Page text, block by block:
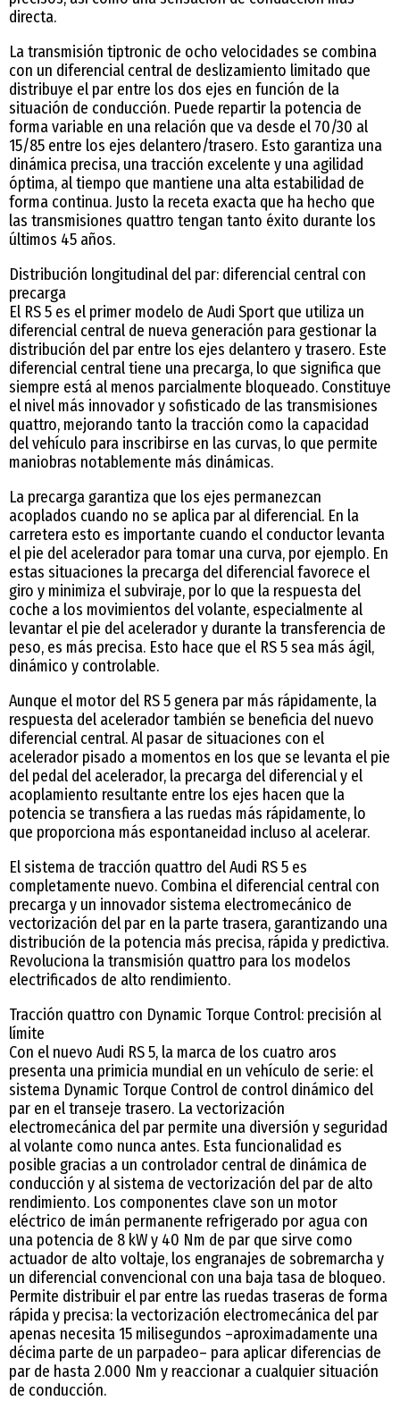
directa.
La transmisión tiptronic de ocho velocidades se combina
con un diferencial central de deslizamiento limitado que
distribuye el par entre los dos ejes en función de la
situación de conducción. Puede repartir la potencia de
forma variable en una relación que va desde el 70/30 al
15/85 entre los ejes delantero/trasero. Esto garantiza una
dinámica precisa, una tracción excelente y una agilidad
óptima, al tiempo que mantiene una alta estabilidad de
forma continua. Justo la receta exacta que ha hecho que
las transmisiones quattro tengan tanto éxito durante los
últimos 45 años.
Distribución longitudinal del par: diferencial central con
precarga
El RS 5 es el primer modelo de Audi Sport que utiliza un
diferencial central de nueva generación para gestionar la
distribución del par entre los ejes delantero y trasero. Este
diferencial central tiene una precarga, lo que significa que
siempre está al menos parcialmente bloqueado. Constituye
el nivel más innovador y sofisticado de las transmisiones
quattro, mejorando tanto la tracción como la capacidad
del vehículo para inscribirse en las curvas, lo que permite
maniobras notablemente más dinámicas.
La precarga garantiza que los ejes permanezcan
acoplados cuando no se aplica par al diferencial. En la
carretera esto es importante cuando el conductor levanta
el pie del acelerador para tomar una curva, por ejemplo. En
estas situaciones la precarga del diferencial favorece el
giro y minimiza el subviraje, por lo que la respuesta del
coche a los movimientos del volante, especialmente al
levantar el pie del acelerador y durante la transferencia de
peso, es más precisa. Esto hace que el RS 5 sea más ágil,
dinámico y controlable.
Aunque el motor del RS 5 genera par más rápidamente, la
respuesta del acelerador también se beneficia del nuevo
diferencial central. Al pasar de situaciones con el
acelerador pisado a momentos en los que se levanta el pie
del pedal del acelerador, la precarga del diferencial y el
acoplamiento resultante entre los ejes hacen que la
potencia se transfiera a las ruedas más rápidamente, lo
que proporciona más espontaneidad incluso al acelerar.
El sistema de tracción quattro del Audi RS 5 es
completamente nuevo. Combina el diferencial central con
precarga y un innovador sistema electromecánico de
vectorización del par en la parte trasera, garantizando una
distribución de la potencia más precisa, rápida y predictiva.
Revoluciona la transmisión quattro para los modelos
electrificados de alto rendimiento.
Tracción quattro con Dynamic Torque Control: precisión al
límite
Con el nuevo Audi RS 5, la marca de los cuatro aros
presenta una primicia mundial en un vehículo de serie: el
sistema Dynamic Torque Control de control dinámico del
par en el transeje trasero. La vectorización
electromecánica del par permite una diversión y seguridad
al volante como nunca antes. Esta funcionalidad es
posible gracias a un controlador central de dinámica de
conducción y al sistema de vectorización del par de alto
rendimiento. Los componentes clave son un motor
eléctrico de imán permanente refrigerado por agua con
una potencia de 8 kW y 40 Nm de par que sirve como
actuador de alto voltaje, los engranajes de sobremarcha y
un diferencial convencional con una baja tasa de bloqueo.
Permite distribuir el par entre las ruedas traseras de forma
rápida y precisa: la vectorización electromecánica del par
apenas necesita 15 milisegundos –aproximadamente una
décima parte de un parpadeo– para aplicar diferencias de
par de hasta 2.000 Nm y reaccionar a cualquier situación
de conducción.